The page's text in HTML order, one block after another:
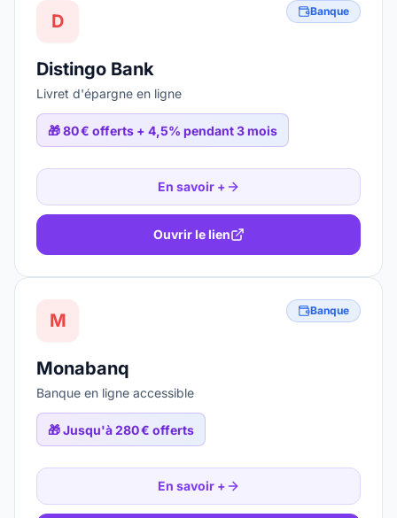
D Banque
Distingo Bank
Livret d'épargne en ligne
🎁80 € offerts + 4,5% pendant 3 mois
En savoir +
Ouvrir le lien
M Banque
Monabanq
Banque en ligne accessible
🎁Jusqu'à 280 € offerts
En savoir +